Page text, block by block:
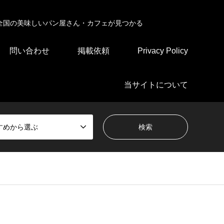
の美味しいパン屋さん・カフェが見つかる
問い合わせ 掲載依頼 Privacy Policy
当サイトについて
めから選ぶ